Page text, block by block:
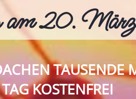
am 20.
TAUSENDE
KOSTENFREI